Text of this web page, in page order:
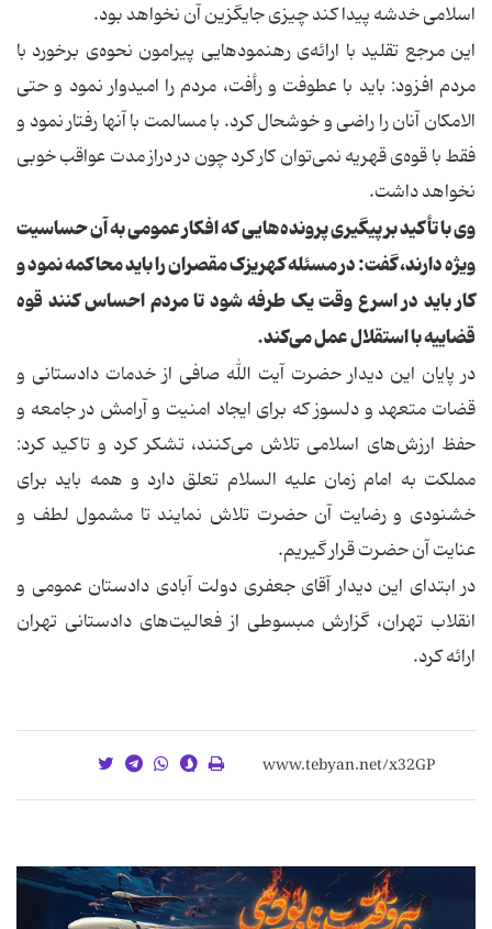
اسلامی خدشه پیدا کند چیزی جایگزین آن نخواهد بود.
این مرجع تقلید با ارائه‌ی رهنمودهایی پیرامون نحوه‌ی برخورد با
مردم افزود: باید با عطوفت و رأفت، مردم را امیدوار نمود و حتی
الامکان آنان را راضی و خوشحال کرد. با مسالمت با آنها رفتار نمود و
فقط با قوه‌ی قهریه نمی‌توان کار کرد چون در دراز مدت عواقب خوبی
نخواهد داشت.
وی با تأکید بر پیگیری پرونده‌هایی که افکار عمومی به آن حساسیت
ویژه دارند، گفت: در مسئله کهریزک مقصران را باید محاکمه نمود و
کار باید در اسرع وقت یک طرفه شود تا مردم احساس کنند قوه
قضاییه با استقلال عمل می‌کند.
در پایان این دیدار حضرت آیت الله صافی از خدمات دادستانی و
قضات متعهد و دلسوز که برای ایجاد امنیت و آرامش در جامعه و
حفظ ارزش‌های اسلامی تلاش می‌کنند، تشکر کرد و تاکید کرد:
مملکت به امام زمان علیه السلام تعلق دارد و همه باید برای
خشنودی و رضایت آن حضرت تلاش نمایند تا مشمول لطف و
عنایت آن حضرت قرار گیریم.
در ابتدای این دیدار آقای جعفری دولت آبادی دادستان عمومی و
انقلاب تهران، گزارش مبسوطی از فعالیت‌های دادستانی تهران
ارائه کرد.